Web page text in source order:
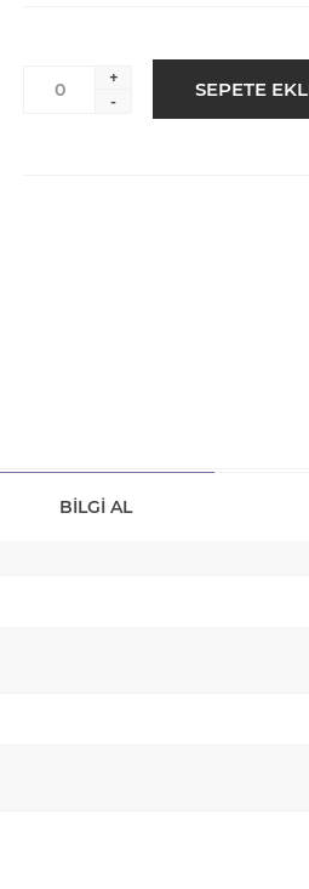
+
-
BILGI AL